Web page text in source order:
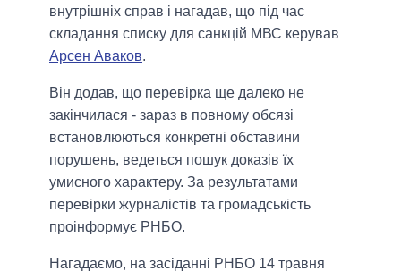
внутрішніх справ і нагадав, що під час
складання списку для санкцій МВС керував
Арсен Аваков.
Він додав, що перевірка ще далеко не
закінчилася - зараз в повному обсязі
встановлюються конкретні обставини
порушень, ведеться пошук доказів їх
умисного характеру. За результатами
перевірки журналістів та громадськість
проінформує РНБО.
Нагадаємо, на засіданні РНБО 14 травня